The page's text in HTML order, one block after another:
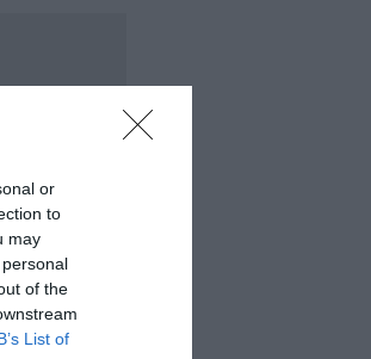
or
to
may
of the
List of